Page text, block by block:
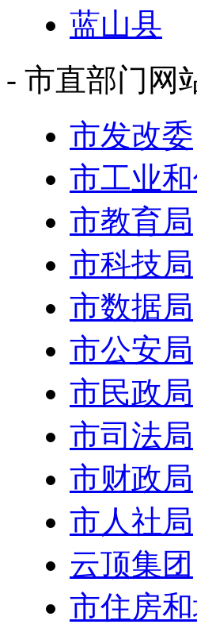
蓝山县
- 市直部门网
市发改委
市工业
市教育局
市科技局
市数据局
市公安局
市民政局
市司法局
市财政局
市人社局
云顶集团
市住房